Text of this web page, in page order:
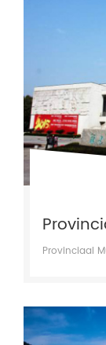
Provinciaal